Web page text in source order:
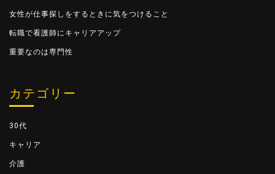
女性が仕事探しをするときに気をつけること
転職で看護師にキャリアアップ
重要なのは専門性
カテゴリー
30代
キャリア
介護